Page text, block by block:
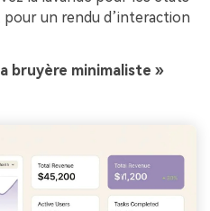
un rendu d’interaction
bruyère minimaliste »